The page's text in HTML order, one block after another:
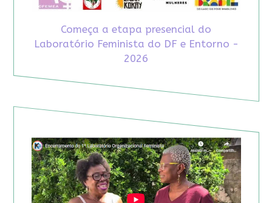
Começa a etapa presencial do
Laboratório Feminista do DF e Entorno -
2026